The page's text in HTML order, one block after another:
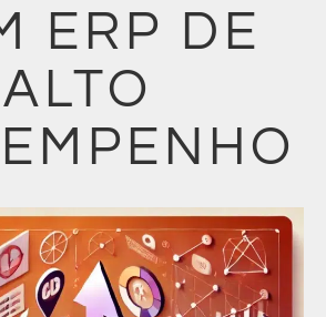
ERP DE
ALTO